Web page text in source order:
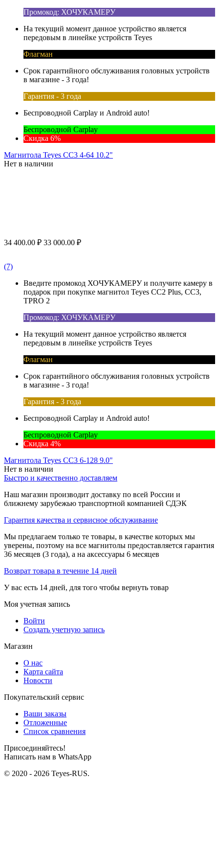
Промокод: ХОЧУКАМЕРУ
На текущий момент данное устройство является
передовым в линейке устройств Teyes
Флагман
Срок гарантийного обслуживания головных устройств
в магазине - 3 года!
Гарантия - 3 года
Беспроводной Carplay и Android auto!
Беспроводной Carplay
Скидка 6%
Магнитола Teyes CC3 4-64 10.2"
Нет в наличии
34 400.00 ₽ 33 000.00 ₽
(7)
Введите промокод ХОЧУКАМЕРУ и получите камеру в
подарок при покупке магнитол Teyes CC2 Plus, CC3,
TPRO 2
Промокод: ХОЧУКАМЕРУ
На текущий момент данное устройство является
передовым в линейке устройств Teyes
Флагман
Срок гарантийного обслуживания головных устройств
в магазине - 3 года!
Гарантия - 3 года
Беспроводной Carplay и Android auto!
Беспроводной Carplay
Скидка 4%
Магнитола Teyes CC3 6-128 9.0"
Нет в наличии
Быстро и качественно доставляем
Наш магазин производит доставку по всей России и
ближнему зарубежью транспортной компанией СДЭК
Гарантия качества и сервисное обслуживание
Мы предлагаем только те товары, в качестве которых мы
уверены, поэтому на все магнитолы предоставляется гарантия
36 месяцев (3 года), а на аксессуары 6 месяцев
Возврат товара в течение 14 дней
У вас есть 14 дней, для того чтобы вернуть товар
Моя учетная запись
Войти
Создать учетную запись
Магазин
О нас
Карта сайта
Новости
Покупательский сервис
Ваши заказы
Отложенные
Список сравнения
Присоединяйтесь!
Написать нам в WhatsApp
© 2020 - 2026 Teyes-RUS.